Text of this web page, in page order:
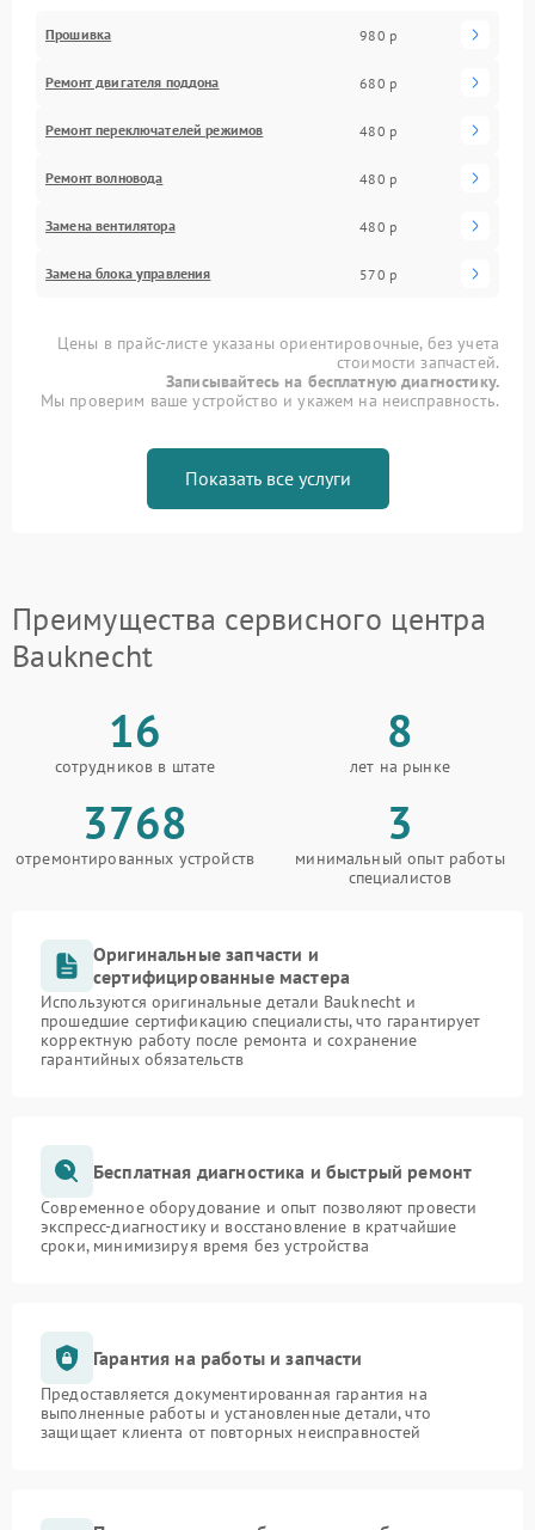
Прошивка 980 р
Ремонт двигателя поддона 680 р
Ремонт переключателей режимов 480 р
Ремонт волновода 480 р
Замена вентилятора 480 р
Замена блока управления 570 р
Цены в прайс-листе указаны ориентировочные, без учета
стоимости запчастей.
Записывайтесь на бесплатную диагностику.
Мы проверим ваше устройство и укажем на неисправность.
Показать все услуги
Преимущества сервисного центра
Bauknecht
16
сотрудников в штате
8
лет на рынке
3768
отремонтированных устройств
3
минимальный опыт работы
специалистов
Оригинальные запчасти и
сертифицированные мастера
Используются оригинальные детали Bauknecht и
прошедшие сертификацию специалисты, что гарантирует
корректную работу после ремонта и сохранение
гарантийных обязательств
Бесплатная диагностика и быстрый ремонт
Современное оборудование и опыт позволяют провести
экспресс-диагностику и восстановление в кратчайшие
сроки, минимизируя время без устройства
Гарантия на работы и запчасти
Предоставляется документированная гарантия на
выполненные работы и установленные детали, что
защищает клиента от повторных неисправностей